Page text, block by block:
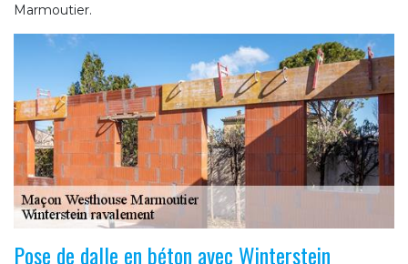
Marmoutier.
Pose de dalle en béton avec Winterstein